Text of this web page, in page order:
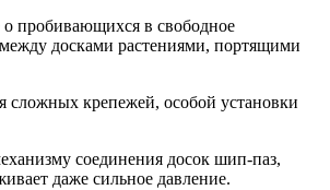
о пробивающихся в свободное
досками растениями, портящими
сложных крепежей, особой установки
соединения досок шип-паз,
даже сильное давление.